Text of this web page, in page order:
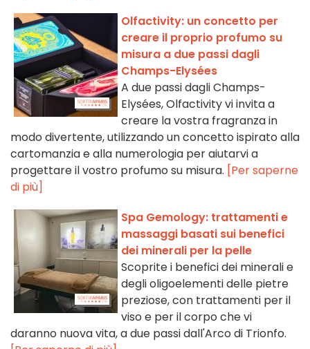
Olfactivity: un concetto per
creare il proprio profumo su
misura a due passi dagli
Champs-Elysées
A due passi dagli Champs-
Elysées, Olfactivity vi invita a
creare la vostra fragranza in
modo divertente, utilizzando un concetto ispirato alla
cartomanzia e alla numerologia per aiutarvi a
progettare il vostro profumo su misura. [Per saperne
di più]
Spa Gemology: trattamenti e
massaggi basati sui benefici
dei minerali per la pelle
Scoprite i benefici dei minerali e
degli oligoelementi delle pietre
preziose, con trattamenti per il
viso e per il corpo che vi
daranno nuova vita, a due passi dall'Arco di Trionfo.